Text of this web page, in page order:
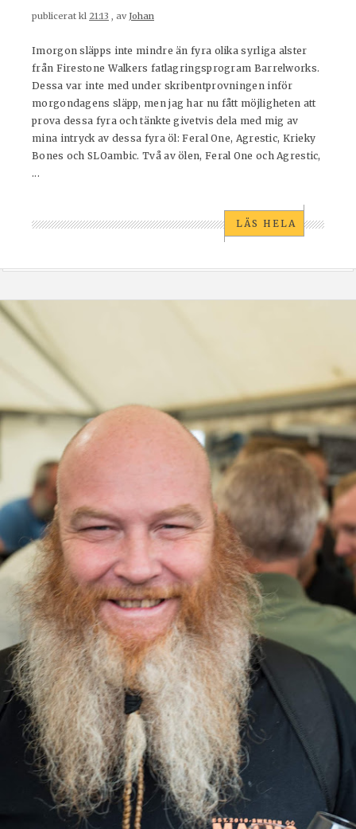
publicerat kl 21:13 , avJohan
Imorgon släpps inte mindre än fyra olika syrliga alster
från Firestone Walkers fatlagringsprogram Barrelworks.
Dessa var inte med under skribentprovningen inför
morgondagens släpp, men jag har nu fått möjligheten att
prova dessa fyra och tänkte givetvis dela med mig av
mina intryck av dessa fyra öl: Feral One, Agrestic, Krieky
Bones och SLOambic. Två av ölen, Feral One och Agrestic,
...
LÄS HELA